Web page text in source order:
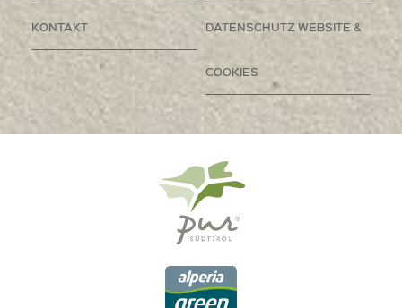
KONTAKT DATENSCHUTZ WEBSITE &
COOKIES